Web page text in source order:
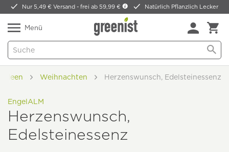
Nur 5,49 € Versand -frei ab 59,99 € Natürlich Pflanzlich Lecker
Menü
Weihnachten Herzenswunsch, Edelsteinessenz
EngelALM
Herzenswunsch,
Edelsteinessenz